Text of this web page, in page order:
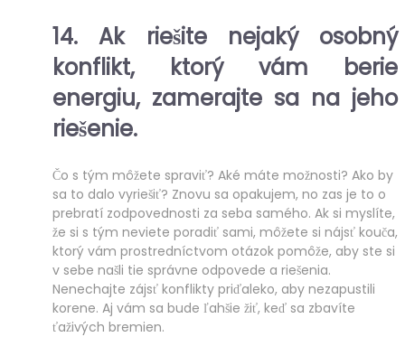
14. Ak riešite nejaký osobný
konflikt, ktorý vám berie
energiu, zamerajte sa na jeho
riešenie.
Čo s tým môžete spraviť? Aké máte možnosti? Ako by
sa to dalo vyriešiť? Znovu sa opakujem, no zas je to o
prebratí zodpovednosti za seba samého. Ak si myslíte,
že si s tým neviete poradiť sami, môžete si nájsť kouča,
ktorý vám prostredníctvom otázok pomôže, aby ste si
v sebe našli tie správne odpovede a riešenia.
Nenechajte zájsť konflikty priďaleko, aby nezapustili
korene. Aj vám sa bude ľahšie žiť, keď sa zbavíte
ťaživých bremien.